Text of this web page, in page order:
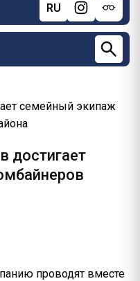
RU
семейный экипаж
достигает
проводят вместе